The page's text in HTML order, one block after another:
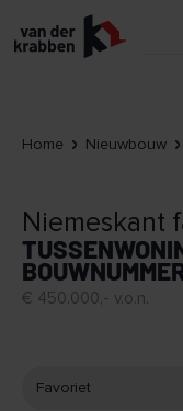
Home Nieuwbouw
Niemeskant
€ 450.000,- v.o.n.
Favoriet